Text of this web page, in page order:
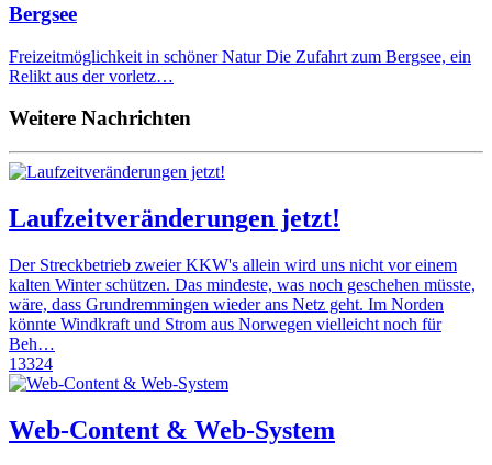
Bergsee
Freizeitmöglichkeit in schöner Natur Die Zufahrt zum Bergsee, ein
Relikt aus der vorletz…
Weitere Nachrichten
Laufzeitveränderungen jetzt!
Der Streckbetrieb zweier KKW's allein wird uns nicht vor einem
kalten Winter schützen. Das mindeste, was noch geschehen müsste,
wäre, dass Grundremmingen wieder ans Netz geht. Im Norden
könnte Windkraft und Strom aus Norwegen vielleicht noch für
Beh…
13324
Web-Content & Web-System